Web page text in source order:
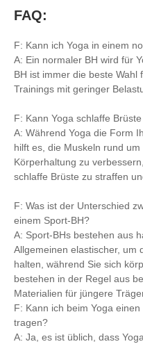
FAQ:
F: Kann ich Yoga in einem
A: Ein normaler BH wird für
BH ist immer die beste
Trainings mit geringer
F: Kann Yoga schlaffe
A: Während Yoga die Form
hilft es, die Muskeln rund
Körperhaltung zu
schlaffe Brüste zu straffen
F: Was ist der Unterschied
einem Sport-BH?
A: Sport-BHs bestehen aus
Allgemeinen elastischer, um
halten, während Sie sich
bestehen in der Regel aus
Materialien für jüngere
F: Kann ich beim Yoga
tragen?
A: Ja, es ist üblich, dass